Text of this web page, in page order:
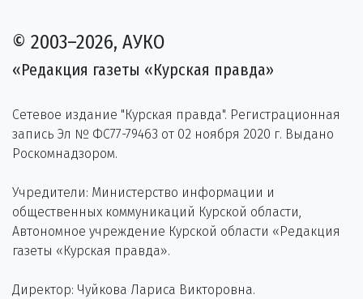
© 2003–2026, АУКО
«Редакция газеты «Курская правда»
Сетевое издание "Курская правда". Регистрационная
запись Эл № ФС77-79463 от 02 ноября 2020 г. Выдано
Роскомнадзором.
Учредители: Министерство информации и
общественных коммуникаций Курской области,
Автономное учреждение Курской области «Редакция
газеты «Курская правда».
Директор: Чуйкова Лариса Викторовна.